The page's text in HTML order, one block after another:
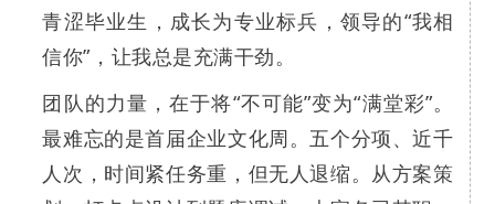
青涩毕业生，成长为专业标兵，领导的“我相
信你”，让我总是充满干劲。
团队的力量，在于将“不可能”变为“满堂彩”。
最难忘的是首届企业文化周。五个分项、近千
人次，时间紧任务重，但无人退缩。从方案策